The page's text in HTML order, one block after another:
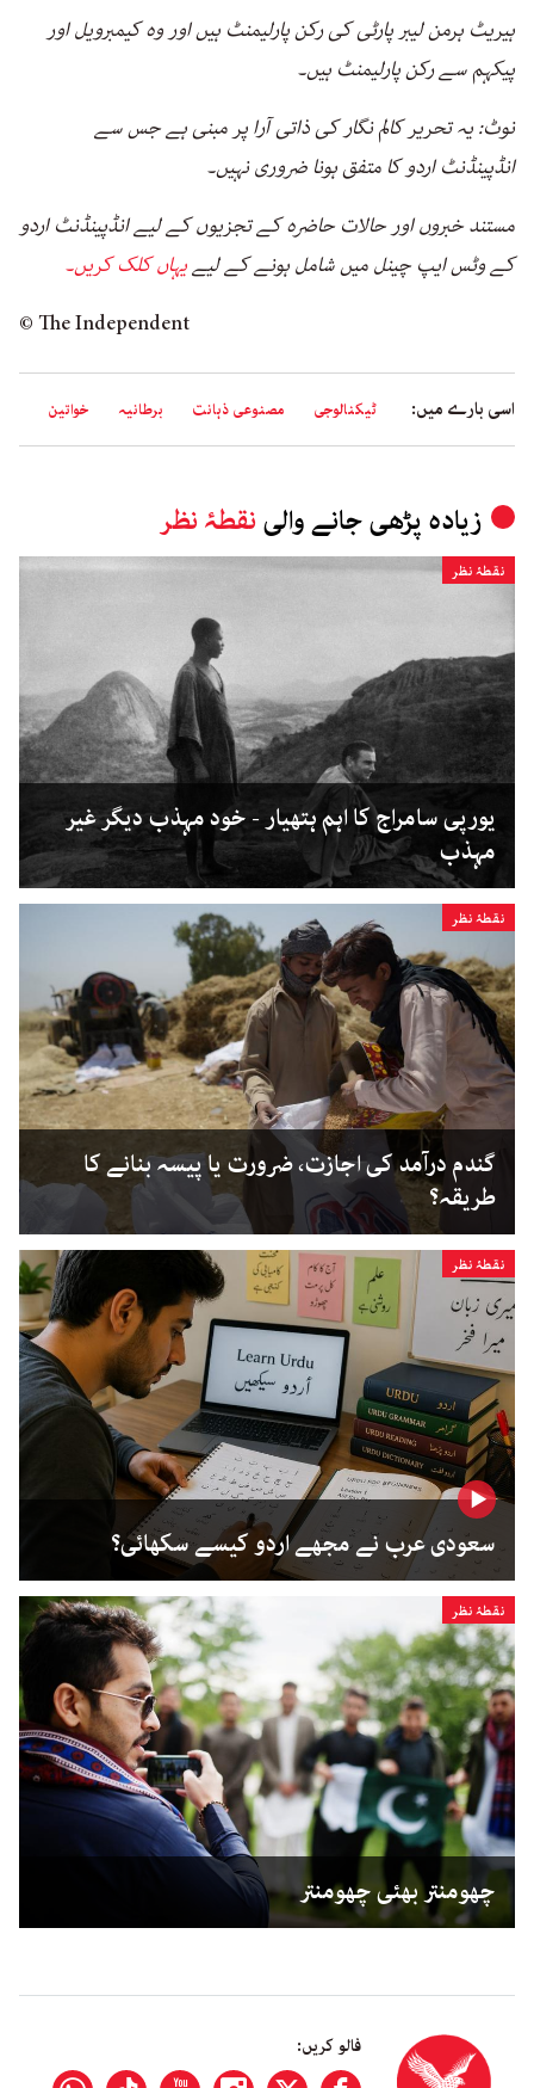
ہیریٹ ہرمن لیبر پارٹی کی رکن پارلیمنٹ ہیں اور وہ کیمبرویل اور
پیکہم سے رکن پارلیمنٹ ہیں۔
نوٹ: یہ تحریر کالم نگار کی ذاتی آرا پر مبنی ہے جس سے
انڈپینڈنٹ اردو کا متفق ہونا ضروری نہیں۔
مستند خبروں اور حالات حاضرہ کے تجزیوں کے لیے انڈپینڈنٹ اردو
کے وٹس ایپ چینل میں شامل ہونے کے لیےیہاں کلک کریں۔
© The Independent
اسی بارے میں: ٹیکنالوجی مصنوعی ذہانت برطانیہ خواتین
زیادہ پڑھی جانے والی نقطۂ نظر
نقطۂ نظر
یورپی سامراج کا اہم ہتھیار - خود مہذب دیگر غیر
مہذب
نقطۂ نظر
گندم درآمد کی اجازت، ضرورت یا پیسہ بنانے کا
طریقہ؟
نقطۂ نظر
سعودی عرب نے مجھے اردو کیسے سکھائی؟
نقطۂ نظر
چھومنتر بھئی چھومنتر
فالو کریں: